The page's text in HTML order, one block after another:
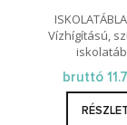
Vízhígítású,
bruttó